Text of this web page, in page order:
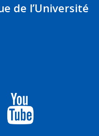
de l’Université